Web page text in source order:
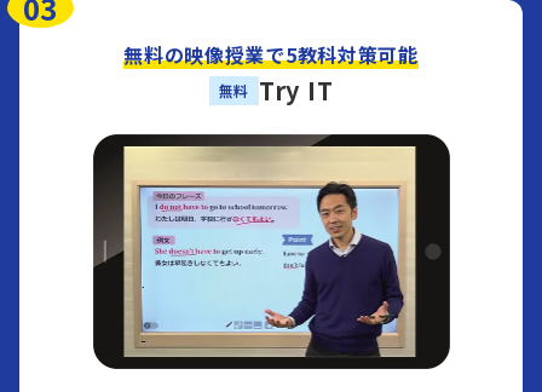
無料の映像授業で5教科対策可能
無料 Try IT